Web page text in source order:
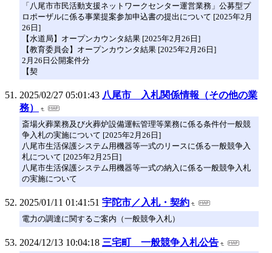
「八尾市市民活動支援ネットワークセンター運営業務」公募型プ
ロポーザルに係る事業提案参加申込書の提出について [2025年2月
26日]
【水道局】オープンカウンタ結果 [2025年2月26日]
【教育委員会】オープンカウンタ結果 [2025年2月26日]
2月26日公開案件分
【契
2025/02/27 05:01:43 八尾市 入札関係情報（その他の業
務）
斎場火葬業務及び火葬炉設備運転管理等業務に係る条件付一般競
争入札の実施について [2025年2月26日]
八尾市生活保護システム用機器等一式のリースに係る一般競争入
札について [2025年2月25日]
八尾市生活保護システム用機器等一式の納入に係る一般競争入札
の実施について
2025/01/11 01:41:51 宇陀市／入札・契約
電力の調達に関するご案内（一般競争入札）
2024/12/13 10:04:18 三宅町 一般競争入札公告